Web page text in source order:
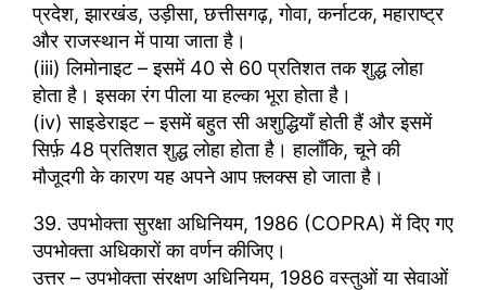
प्रदेश, झारखंड, उड़ीसा, छत्तीसगढ़, गोवा, कर्नाटक, महाराष्ट्र
और राजस्थान में पाया जाता है।
(iii) लिमोनाइट – इसमें 40 से 60 प्रतिशत तक शुद्ध लोहा
होता है। इसका रंग पीला या हल्का भूरा होता है।
(iv) साइडेराइट – इसमें बहुत सी अशुद्धियाँ होती हैं और इसमें
सिर्फ़ 48 प्रतिशत शुद्ध लोहा होता है। हालाँकि, चूने की
मौजूदगी के कारण यह अपने आप फ़्लक्स हो जाता है।
39. उपभोक्ता सुरक्षा अधिनियम, 1986 (COPRA) में दिए गए
उपभोक्ता अधिकारों का वर्णन कीजिए।
उत्तर – उपभोक्ता संरक्षण अधिनियम, 1986 वस्तुओं या सेवाओं